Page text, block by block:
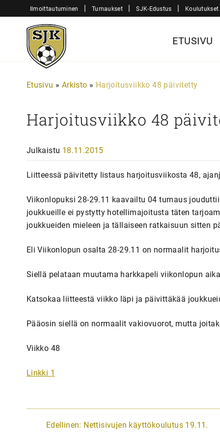
sisältöön
Ilmoittautuminen | Turnaukset | SJK-Edustus | Koulutukset
Sjk-
Juniorit
ETUSIVU
Etusivu » Arkisto » Harjoitusviikko 48 päivitetty
Harjoitusviikko 48
Julkaistu 18.11.2015
Liitteessä päivitetty listaus harjoitusviikosta 48,
Viikonlopuksi 28-29.11 kaavailtu 04 turnaus
joukkueille ei pystytty hotellimajoitusta täten
joukkueiden mieleen ja tällaiseen ratkaisuun sitten
Eli Viikonlopun osalta 28-29.11 on normaalit
Siellä pelataan muutama harkkapeli viikonlopun
Katsokaa liitteestä viikko läpi ja päivittäkää
Pääosin siellä on normaalit vakiovuorot, mutta
Viikko 48
Linkki 1
A
Edellinen: Nettisivujen käyttökoulutus 19.11.